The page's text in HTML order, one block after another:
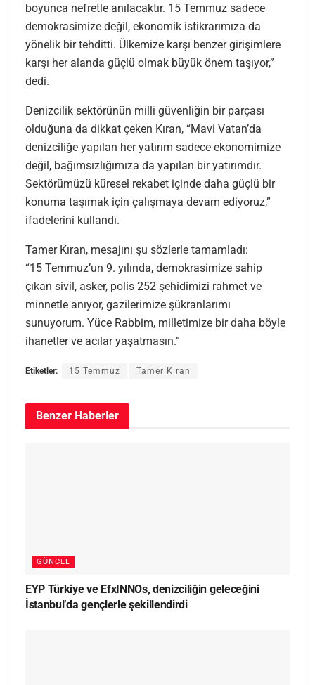
boyunca nefretle anılacaktır. 15 Temmuz sadece
demokrasimize değil, ekonomik istikrarımıza da
yönelik bir tehditti. Ülkemize karşı benzer girişimlere
karşı her alanda güçlü olmak büyük önem taşıyor,”
dedi.
Denizcilik sektörünün milli güvenliğin bir parçası
olduğuna da dikkat çeken Kıran, “Mavi Vatan’da
denizciliğe yapılan her yatırım sadece ekonomimize
değil, bağımsızlığımıza da yapılan bir yatırımdır.
Sektörümüzü küresel rekabet içinde daha güçlü bir
konuma taşımak için çalışmaya devam ediyoruz,”
ifadelerini kullandı.
Tamer Kıran, mesajını şu sözlerle tamamladı:
“15 Temmuz’un 9. yılında, demokrasimize sahip
çıkan sivil, asker, polis 252 şehidimizi rahmet ve
minnetle anıyor, gazilerimize şükranlarımı
sunuyorum. Yüce Rabbim, milletimize bir daha böyle
ihanetler ve acılar yaşatmasın.”
Etiketler: 15 Temmuz Tamer Kıran
Benzer Haberler
GÜNCEL
EYP Türkiye ve EfxINNOs, denizciliğin geleceğini
İstanbul’da gençlerle şekillendirdi